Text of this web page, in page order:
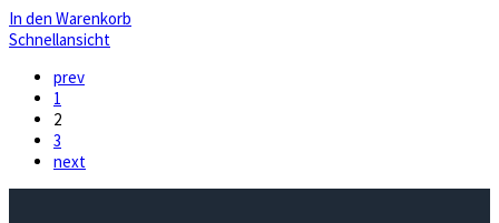
In den Warenkorb
Schnellansicht
prev
1
2
3
next